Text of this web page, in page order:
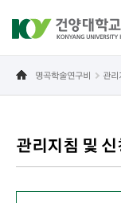
명곡학술연구비 관리
관리지침 및